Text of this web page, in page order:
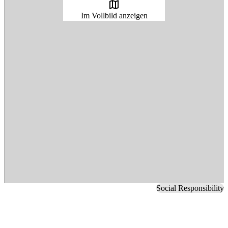
map
Im Vollbild anzeigen
Social Responsibility